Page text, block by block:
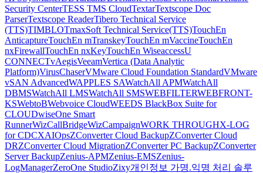
Security CenterTESS TMS CloudTextarTextscope Doc
ParserTextscope ReaderTibero Technical Service
(TTS)TIMBLOTmaxSoft Technical Service(TTS)TouchEn
AnticaptureTouchEn mTranskeyTouchEn mVaccineTouchEn
nxFirewallTouchEn nxKeyTouchEn WiseaccessU
CONNECTvAegisVeeamVertica (Data Analytic
Platform)VirusChaserVMware Cloud Foundation StandardVMware
vSAN AdvancedWAPPLES SAWatchAll APMWatchAll
DBMSWatchAll LMSWatchAll SMSWEBFILTERWEBFRONT-
KSWebtoBWebvoice CloudWEEDS BlackBox Suite for
CLOUDwiseOne Smart
RunnerWizCallBridgeWizCampaignWORK THROUGHX-LOG
for CDCXAIOpsZConverter Cloud BackupZConverter Cloud
DRZConverter Cloud MigrationZConverter PC BackupZConverter
Server BackupZenius-APMZenius-EMSZenius-
LogManagerZeroOne StudioZixy개인정보 가명.익명 처리 솔루